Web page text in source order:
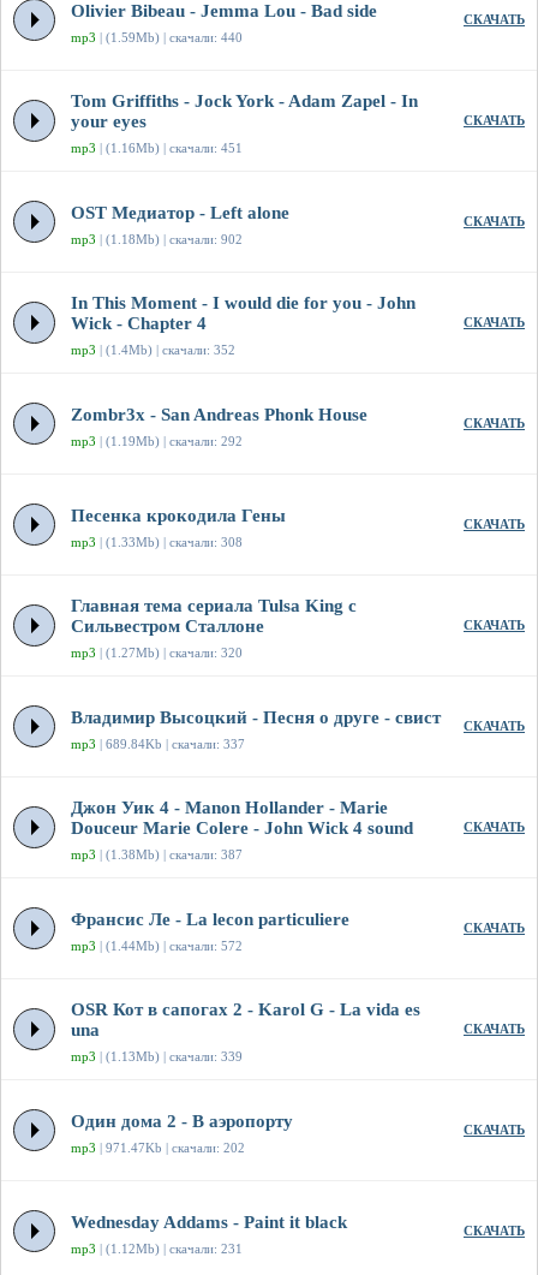
Olivier Bibeau - Jemma Lou - Bad side
mp3 | (1.59Mb) | скачали: 440
СКАЧАТЬ
Tom Griffiths - Jock York - Adam Zapel - In
your eyes
mp3 | (1.16Mb) | скачали: 451
СКАЧАТЬ
OST Медиатор - Left alone
mp3 | (1.18Mb) | скачали: 902
СКАЧАТЬ
In This Moment - I would die for you - John
Wick - Chapter 4
mp3 | (1.4Mb) | скачали: 352
СКАЧАТЬ
Zombr3x - San Andreas Phonk House
mp3 | (1.19Mb) | скачали: 292
СКАЧАТЬ
Песенка крокодила Гены
mp3 | (1.33Mb) | скачали: 308
СКАЧАТЬ
Главная тема сериала Tulsa King с
Сильвестром Сталлоне
mp3 | (1.27Mb) | скачали: 320
СКАЧАТЬ
Владимир Высоцкий - Песня о друге - свист
mp3 | 689.84Kb | скачали: 337
СКАЧАТЬ
Джон Уик 4 - Manon Hollander - Marie
Douceur Marie Colere - John Wick 4 sound
mp3 | (1.38Mb) | скачали: 387
СКАЧАТЬ
Франсис Ле - La lecon particuliere
mp3 | (1.44Mb) | скачали: 572
СКАЧАТЬ
OSR Кот в сапогах 2 - Karol G - La vida es
una
mp3 | (1.13Mb) | скачали: 339
СКАЧАТЬ
Один дома 2 - В аэропорту
mp3 | 971.47Kb | скачали: 202
СКАЧАТЬ
Wednesday Addams - Paint it black
mp3 | (1.12Mb) | скачали: 231
СКАЧАТЬ